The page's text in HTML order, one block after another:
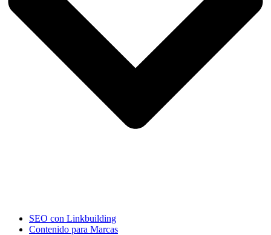
SEO con Linkbuilding
Contenido para Marcas